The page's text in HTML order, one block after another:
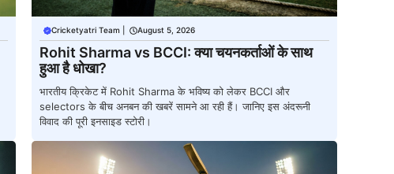
Cricketyatri Team August 5, 2026
Rohit Sharma vs BCCI: क्या चयनकर्ताओं के साथ
हुआ है धोखा?
भारतीय क्रिकेट में Rohit Sharma के भविष्य को लेकर BCCI और
selectors के बीच अनबन की खबरें सामने आ रही हैं। जानिए इस अंदरूनी
विवाद की पूरी इनसाइड स्टोरी।